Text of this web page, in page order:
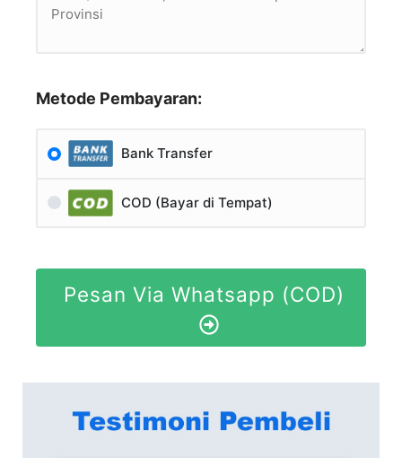
Metode Pembayaran:
Bank Transfer
COD (Bayar di Tempat)
Pesan Via Whatsapp (COD)